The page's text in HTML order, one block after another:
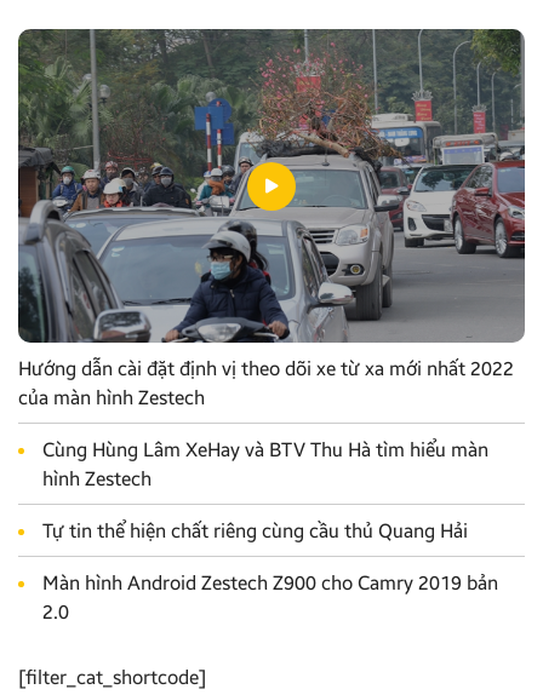
Hướng dẫn cài đặt định vị theo dõi xe từ xa mới nhất 2022
của màn hình Zestech
Cùng Hùng Lâm XeHay và BTV Thu Hà tìm hiểu màn
hình Zestech
Tự tin thể hiện chất riêng cùng cầu thủ Quang Hải
Màn hình Android Zestech Z900 cho Camry 2019 bản
2.0
[filter_cat_shortcode]